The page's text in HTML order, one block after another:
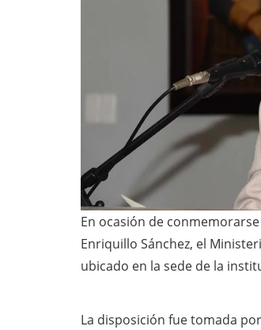
En ocasión de
Enriquillo Sánchez, el
ubicado en la sede de la
La disposición fue tomada